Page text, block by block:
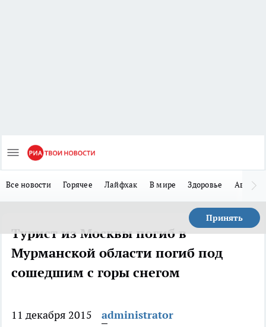
Все новости Горячее Лайфхак В мире Здоровье Авто
Принять
Турист из Москвы погиб в
Мурманской области погиб под
сошедшим с горы снегом
11 декабря 2015
administrator